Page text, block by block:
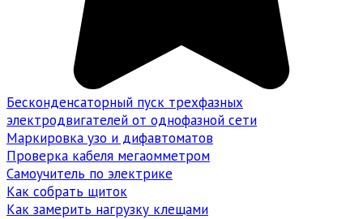
Бесконденсаторный пуск трехфазных
электродвигателей от однофазной сети
Маркировка узо и дифавтоматов
Проверка кабеля мегаомметром
Самоучитель по электрике
Как собрать щиток
Как замерить нагрузку клещами